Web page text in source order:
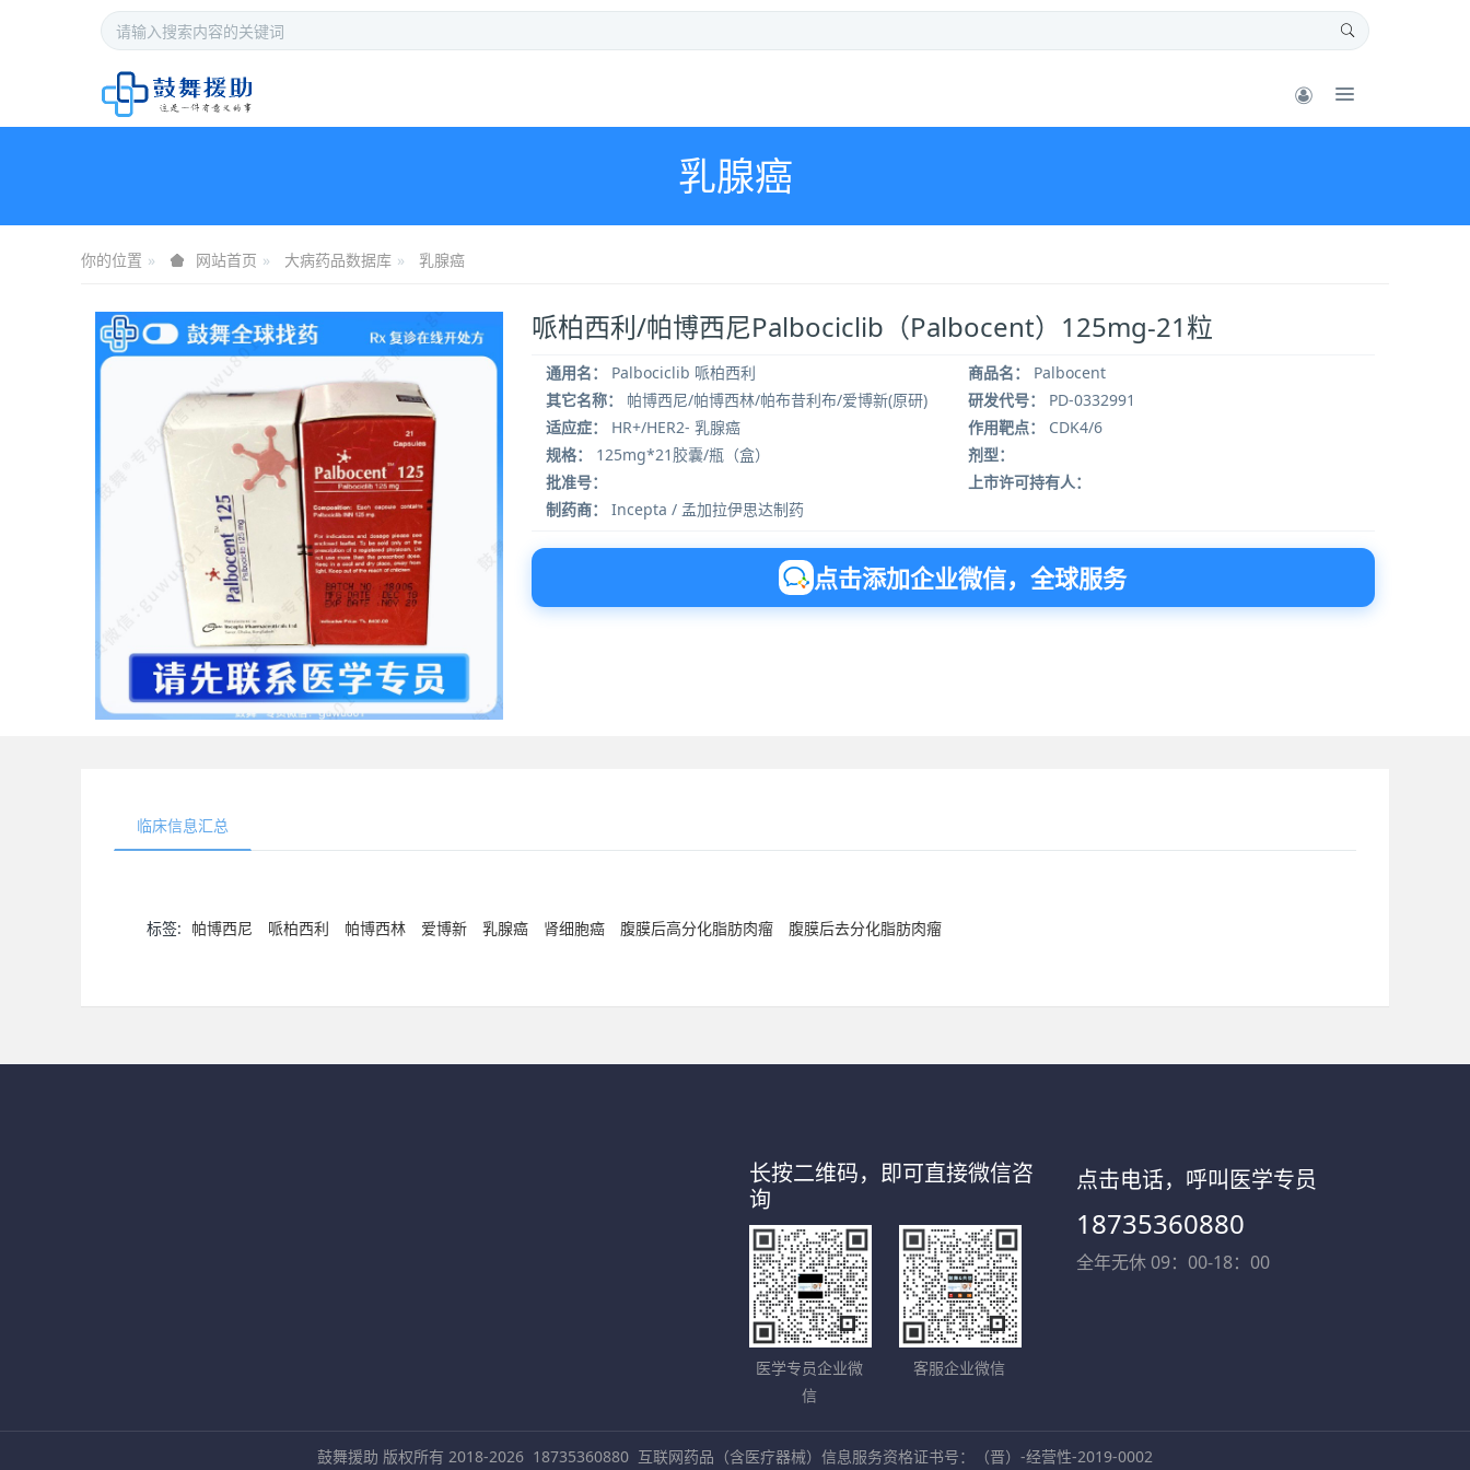
乳腺癌
你的位置 网站首页 大病药品数据库 乳腺癌
哌柏西利/帕博西尼Palbociclib（Palbocent）125mg-21粒
通用名： Palbociclib 哌柏西利 商品名：
Palbocent
其它名称：
帕博西尼/帕博西林/帕布昔利布/爱博新(原研) 研发代号：
PD-0332991
适应症：
HR+/HER2- 乳腺癌 作用靶点：
CDK4/6
规格：
125mg*21胶囊/瓶（盒）
剂型：
批准号：
上市许可持有人：
制药商：
Incepta / 孟加拉伊思达制药
点击添加企业微信，全球服务
临床信息汇总
标签: 帕博西尼 哌柏西利 帕博西林 爱博新 乳腺癌 肾细胞癌 腹膜后高分化脂肪肉瘤 腹膜后去分化脂肪肉瘤
长按二维码，即可直接微信咨
询
医学专员企业微
信
客服企业微信
点击电话，呼叫医学专员
18735360880
全年无休 09：00-18：00
鼓舞援助 版权所有 2018-2026 18735360880 互联网药品（含医疗器械）信息服务资格证书号：（晋）-经营性-2019-0002